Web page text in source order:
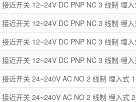
接近开关 12~24V DC PNP NC 3 线制 埋
接近开关 12~24V DC PNP NC 3 线制 埋
接近开关 12~24V DC PNP NC 3 线制 埋
接近开关 12~24V DC PNP NC 3 线制 埋
接近开关 24~240V AC NO 2 线制 埋入式
接近开关 24~240V AC NO 2 线制 埋入式